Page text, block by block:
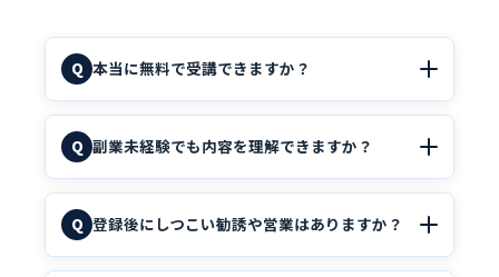
Q 本当に無料で受講できますか？
Q 副業未経験でも内容を理解できますか？
Q 登録後にしつこい勧誘や営業はありますか？